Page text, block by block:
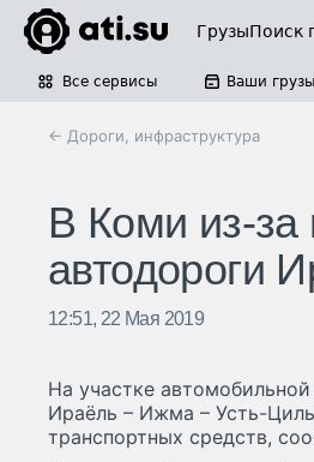
ГрузыПоиск
Все сервисы Ваши грузы
← Дороги, инфраструктура
В Коми из-за
автодороги
12:51, 22 Мая 2019
На участке
Ираёль – Ижма – Усть-
транспортных средств,